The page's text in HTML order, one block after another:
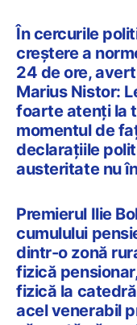
În cercurile
creștere a
24 de ore,
Marius Nistor:
foarte atenți la
momentul de
declarațiile
austeritate nu
Premierul Ilie
cumulului
dintr-o zonă
fizică
fizică la
acel venerabil